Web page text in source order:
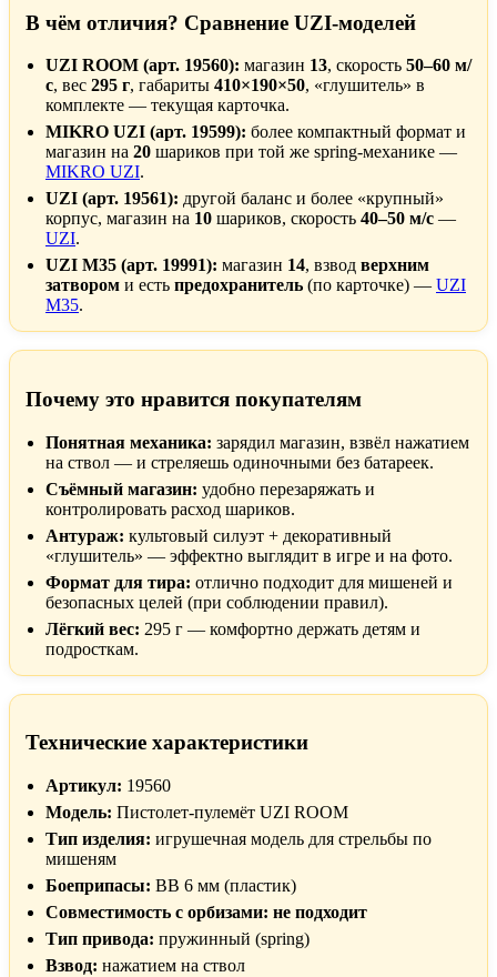
В чём отличия? Сравнение UZI-моделей
UZI ROOM (арт. 19560): магазин 13, скорость 50–60 м/
с, вес 295 г, габариты 410×190×50, «глушитель» в
комплекте — текущая карточка.
MIKRO UZI (арт. 19599): более компактный формат и
магазин на 20 шариков при той же spring-механике —
MIKRO UZI.
UZI (арт. 19561): другой баланс и более «крупный»
корпус, магазин на 10 шариков, скорость 40–50 м/с —
UZI.
UZI M35 (арт. 19991): магазин 14, взвод верхним
затвором и есть предохранитель (по карточке) — UZI
M35.
Почему это нравится покупателям
Понятная механика: зарядил магазин, взвёл нажатием
на ствол — и стреляешь одиночными без батареек.
Съёмный магазин: удобно перезаряжать и
контролировать расход шариков.
Антураж: культовый силуэт + декоративный
«глушитель» — эффектно выглядит в игре и на фото.
Формат для тира: отлично подходит для мишеней и
безопасных целей (при соблюдении правил).
Лёгкий вес: 295 г — комфортно держать детям и
подросткам.
Технические характеристики
Артикул: 19560
Модель: Пистолет-пулемёт UZI ROOM
Тип изделия: игрушечная модель для стрельбы по
мишеням
Боеприпасы: BB 6 мм (пластик)
Совместимость с орбизами: не подходит
Тип привода: пружинный (spring)
Взвод: нажатием на ствол